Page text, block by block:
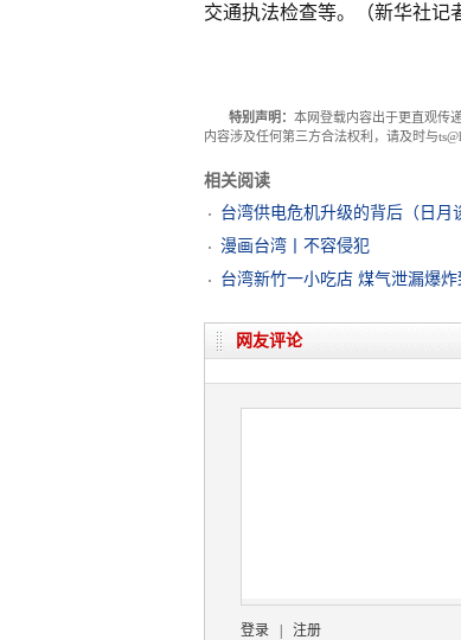
交通执法检查等。（新华社记
特别声明： 本网登载内容出于更直观传
内容涉及任何第三方合法权利，请及时与
相关阅读
台湾供电危机升级的背后（日月
漫画台湾丨不容侵犯
台湾新竹一小吃店 煤气泄漏爆炸
网友评论
登录 注册